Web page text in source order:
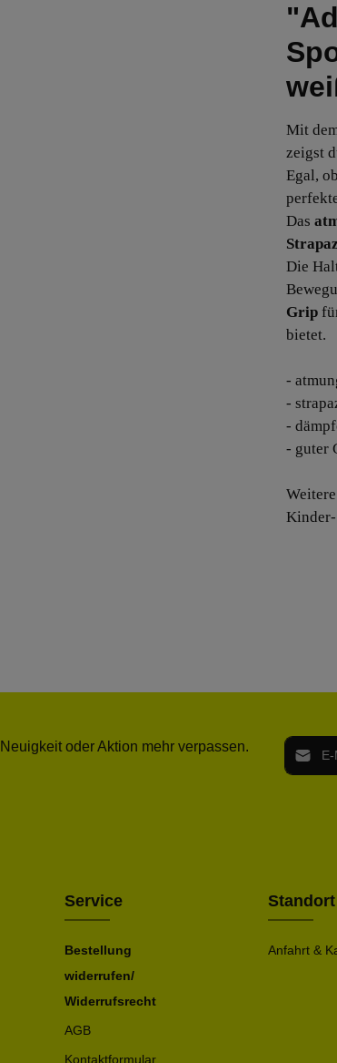
Mit
zeigst
Egal,
Das
Die
Grip
bietet.
-
-
-
- guter
oder Aktion mehr verpassen. E-Mail-
Service
Bestellung
widerrufen/
Widerrufsrecht
AGB
Kontaktformular
Standort
Anfahrt &